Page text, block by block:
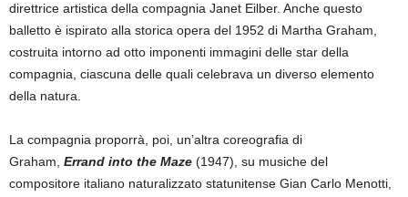
direttrice artistica della compagnia Janet Eilber. Anche questo
balletto è ispirato alla storica opera del 1952 di Martha Graham,
costruita intorno ad otto imponenti immagini delle star della
compagnia, ciascuna delle quali celebrava un diverso elemento
della natura.
La compagnia proporrà, poi, un’altra coreografia di
Graham, Errand into the Maze (1947), su musiche del
compositore italiano naturalizzato statunitense Gian Carlo Menotti,